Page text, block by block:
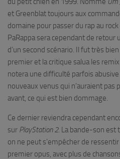
et Greenblat toujours aux
domaine pour passer du rap au
PaRappa sera cependant de
d’un second scénario. Il fut très
premier et la critique salua les
notera une difficulté parfois
nouveaux venus qui n’auraient pas
avant, ce qui est bien dommage.
Ce dernier reviendra cependant
sur PlayStation 2. La bande-son est
on ne peut s’empêcher de
premier opus, avec plus de